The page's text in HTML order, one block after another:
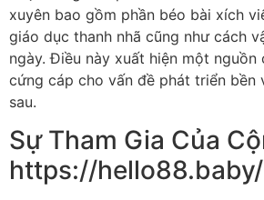
xuyên bao gồm phần béo bài xích
giáo dục thanh nhã cũng như cách
ngày. Điều này xuất hiện một
cứng cáp cho vấn đề phát triển
sau.
Sự Tham Gia Của
https://hello88.baby/